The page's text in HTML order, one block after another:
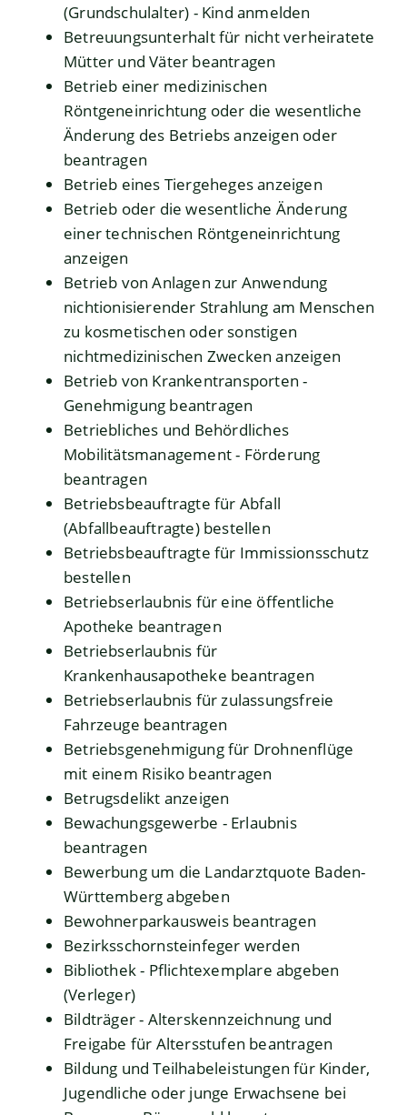
(Grundschulalter) - Kind anmelden
Betreuungsunterhalt für nicht verheiratete
Mütter und Väter beantragen
Betrieb einer medizinischen
Röntgeneinrichtung oder die wesentliche
Änderung des Betriebs anzeigen oder
beantragen
Betrieb eines Tiergeheges anzeigen
Betrieb oder die wesentliche Änderung
einer technischen Röntgeneinrichtung
anzeigen
Betrieb von Anlagen zur Anwendung
nichtionisierender Strahlung am Menschen
zu kosmetischen oder sonstigen
nichtmedizinischen Zwecken anzeigen
Betrieb von Krankentransporten -
Genehmigung beantragen
Betriebliches und Behördliches
Mobilitätsmanagement - Förderung
beantragen
Betriebsbeauftragte für Abfall
(Abfallbeauftragte) bestellen
Betriebsbeauftragte für Immissionsschutz
bestellen
Betriebserlaubnis für eine öffentliche
Apotheke beantragen
Betriebserlaubnis für
Krankenhausapotheke beantragen
Betriebserlaubnis für zulassungsfreie
Fahrzeuge beantragen
Betriebsgenehmigung für Drohnenflüge
mit einem Risiko beantragen
Betrugsdelikt anzeigen
Bewachungsgewerbe - Erlaubnis
beantragen
Bewerbung um die Landarztquote Baden-
Württemberg abgeben
Bewohnerparkausweis beantragen
Bezirksschornsteinfeger werden
Bibliothek - Pflichtexemplare abgeben
(Verleger)
Bildträger - Alterskennzeichnung und
Freigabe für Altersstufen beantragen
Bildung und Teilhabeleistungen für Kinder,
Jugendliche oder junge Erwachsene bei